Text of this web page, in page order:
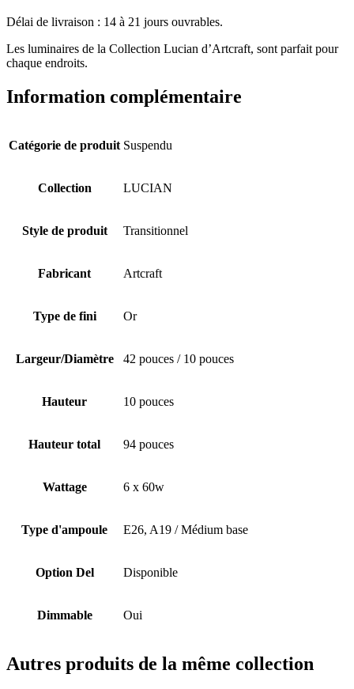
Délai de livraison : 14 à 21 jours ouvrables.
Les luminaires de la Collection Lucian d’Artcraft, sont parfait pour
chaque endroits.
Information complémentaire
Catégorie de produit Suspendu
Collection LUCIAN
Style de produit Transitionnel
Fabricant Artcraft
Type de fini Or
Largeur/Diamètre 42 pouces / 10 pouces
Hauteur 10 pouces
Hauteur total 94 pouces
Wattage 6 x 60w
Type d'ampoule E26, A19 / Médium base
Option Del Disponible
Dimmable Oui
Autres produits de la même collection